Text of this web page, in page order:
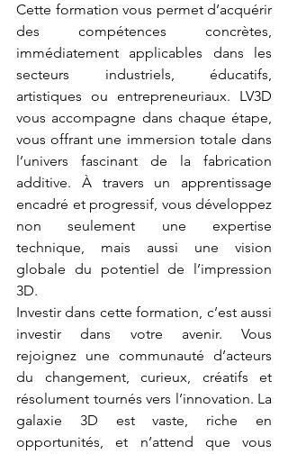
Cette formation vous permet d’acquérir
des compétences concrètes,
immédiatement applicables dans les
secteurs industriels, éducatifs,
artistiques ou entrepreneuriaux. LV3D
vous accompagne dans chaque étape,
vous offrant une immersion totale dans
l’univers fascinant de la fabrication
additive. À travers un apprentissage
encadré et progressif, vous développez
non seulement une expertise
technique, mais aussi une vision
globale du potentiel de l’impression
3D.
Investir dans cette formation, c’est aussi
investir dans votre avenir. Vous
rejoignez une communauté d’acteurs
du changement, curieux, créatifs et
résolument tournés vers l’innovation. La
galaxie 3D est vaste, riche en
opportunités, et n’attend que vous